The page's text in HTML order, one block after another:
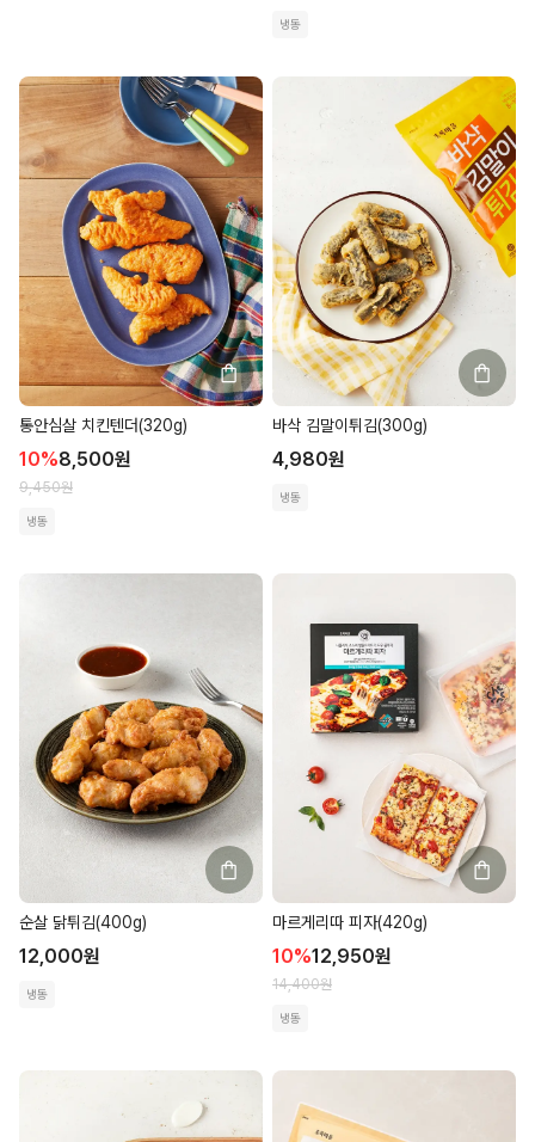
냉동
통안심살 치킨텐더(320g)
10%8,500원
9,450원
냉동
바삭 김말이튀김(300g)
4,980원
냉동
순살 닭튀김(400g)
12,000원
냉동
마르게리따 피자(420g)
10%12,950원
14,400원
냉동